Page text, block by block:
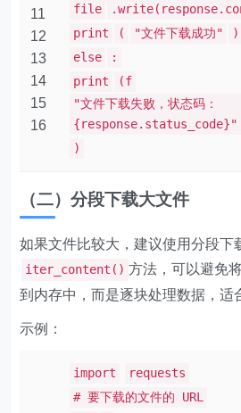
11
12
13
14
15
16
file
print
( "文件下载成功"
)
else
:
print
(f
"文件下载失败，状态码：
{response.status_code}"
)
（二）分段下载大文件
如果文件比较大，建议使用分段下
iter_content() 方法，可以避免
到内存中，而是逐块处理数据，适
示例：
import
requests
# 要下载的文件的 URL